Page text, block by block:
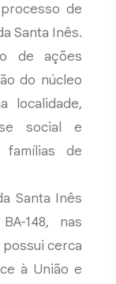
de
Santa Inês.
de ações
do núcleo
localidade,
social e
famílias de
Santa Inês
148, nas
cerca
à União e